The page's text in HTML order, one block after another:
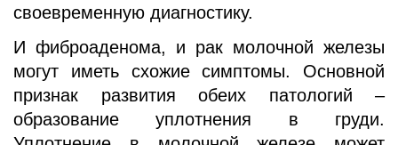
своевременную диагностику.
И фиброаденома, и рак молочной железы
могут иметь схожие симптомы. Основной
признак развития обеих патологий –
образование уплотнения в груди.